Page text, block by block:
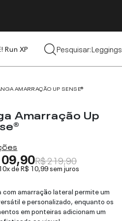
Run XP
Pesquisar:
Tops
Leggings
AMARRAÇÃO UP SENSE®
Amarração Up
R$ 219,90
deR$ 10,99sem juros
com amarração lateral permite um
e personalizado, enquanto os
em ponteiras adicionam um